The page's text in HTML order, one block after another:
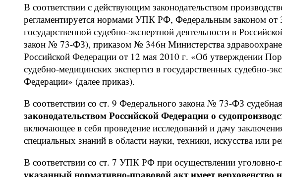
В соответствии с действующим законодательством
регламентируется нормами УПК РФ, Федеральным законом
государственной судебно-экспертной деятельности в
закон № 73-ФЗ), приказом № 346н Министерства
Российской Федерации от 12 мая 2010 г. «Об утверждении
судебно-медицинских экспертиз в государственных судебно-
Федерации» (далее приказ).
В соответствии со ст. 9 Федерального закона № 73-ФЗ
законодательством Российской Федерации о
включающее в себя проведение исследований и дачу
специальных знаний в области науки, техники, искусства или
В соответствии со ст. 7 УПК РФ при осуществлении уголовно-